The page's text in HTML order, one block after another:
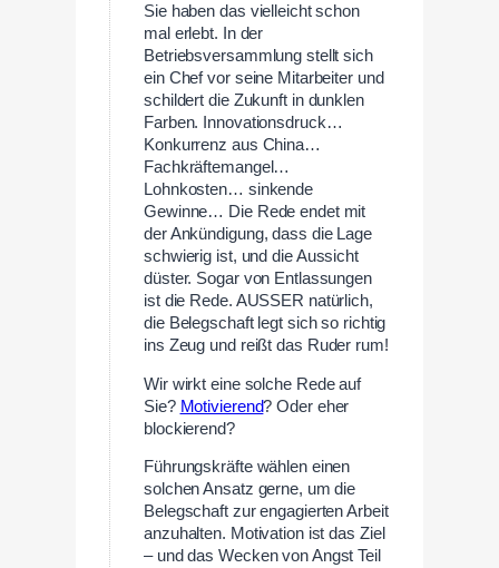
Sie haben das vielleicht schon
mal erlebt. In der
Betriebsversammlung stellt sich
ein Chef vor seine Mitarbeiter und
schildert die Zukunft in dunklen
Farben. Innovationsdruck…
Konkurrenz aus China…
Fachkräftemangel…
Lohnkosten… sinkende
Gewinne… Die Rede endet mit
der Ankündigung, dass die Lage
schwierig ist, und die Aussicht
düster. Sogar von Entlassungen
ist die Rede. AUSSER natürlich,
die Belegschaft legt sich so richtig
ins Zeug und reißt das Ruder rum!
Wir wirkt eine solche Rede auf
Sie? Motivierend? Oder eher
blockierend?
Führungskräfte wählen einen
solchen Ansatz gerne, um die
Belegschaft zur engagierten Arbeit
anzuhalten. Motivation ist das Ziel
– und das Wecken von Angst Teil